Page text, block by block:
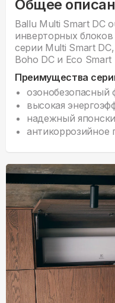
Общее
Ballu Multi Smart DC
инверторных
серии Multi Smart
Boho DC и Eco Smart
Преимущества
озонобезопасный
высокая
надежный
антикоррозийное